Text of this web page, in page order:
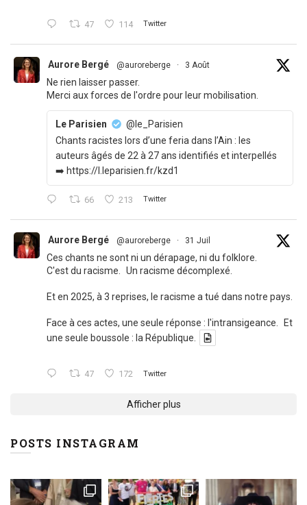
47 114 Twitter
Aurore Bergé @auroreberge · 3 Août
Ne rien laisser passer.
Merci aux forces de l'ordre pour leur mobilisation.
Le Parisien
@le_Parisien
Chants racistes lors d’une feria dans l’Ain : les
auteurs âgés de 22 à 27 ans identifiés et interpellés
➡️ https://l.leparisien.fr/kzd1
66 213 Twitter
Aurore Bergé @auroreberge · 31 Juil
Ces chants ne sont ni un dérapage, ni du folklore.
C'est du racisme. Un racisme décomplexé.
Et en 2025, à 3 reprises, le racisme a tué dans notre pays.
Face à ces actes, une seule réponse : l'intransigeance. Et
une seule boussole : la République.
47 172 Twitter
Afficher plus
POSTS INSTAGRAM